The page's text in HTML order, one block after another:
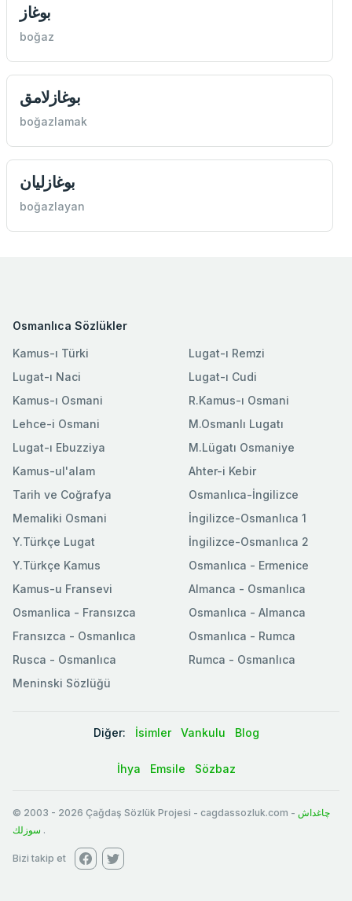
بوغاز
boğaz
بوغازلامق
boğazlamak
بوغازليان
boğazlayan
Osmanlıca Sözlükler
Kamus-ı Türki
Lugat-ı Naci
Kamus-ı Osmani
Lehce-i Osmani
Lugat-ı Ebuzziya
Lugat-ı Remzi
Lugat-ı Cudi
R.Kamus-ı Osmani
M.Osmanlı Lugatı
M.Lügatı Osmaniye
Kamus-ul'alam
Tarih ve Coğrafya
Memaliki Osmani
Y.Türkçe Lugat
Y.Türkçe Kamus
Ahter-i Kebir
Osmanlıca-İngilizce
İngilizce-Osmanlıca 1
İngilizce-Osmanlıca 2
Osmanlıca - Ermenice
Kamus-u Fransevi
Osmanlica - Fransızca
Fransızca - Osmanlıca
Rusca - Osmanlıca
Meninski Sözlüğü
Almanca - Osmanlıca
Osmanlıca - Almanca
Osmanlıca - Rumca
Rumca - Osmanlıca
Diğer: İsimler Vankulu Blog
İhya Emsile Sözbaz
© 2003 - 2026 Çağdaş Sözlük Projesi - cagdassozluk.com - چاغداش
سوزلك .
Bizi takip et